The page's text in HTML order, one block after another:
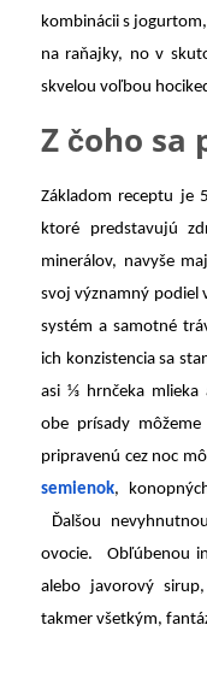
kombinácii s
na raňajky, no v
skvelou voľbou
Z čoho sa
Základom receptu je
ktoré predstavujú
minerálov, navyše
svoj významný podiel
systém a samotné
ich konzistencia sa
asi ⅓ hrnčeka mlieka
obe prísady
pripravenú cez noc
semienok,
Ďalšou
ovocie. Obľúbenou
alebo javorový
takmer všetkým,